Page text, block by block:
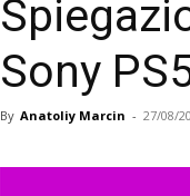
Sony
By Anatoliy Marcin - 27/08/